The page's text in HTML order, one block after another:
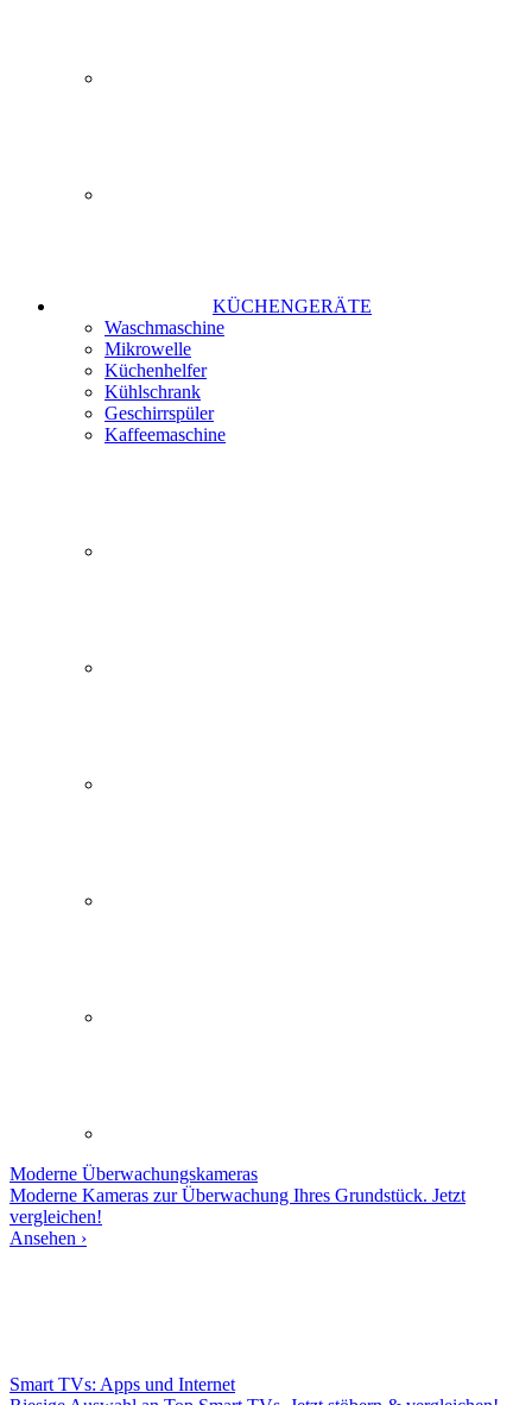
KÜCHENGERÄTE
Waschmaschine
Mikrowelle
Küchenhelfer
Kühlschrank
Geschirrspüler
Kaffeemaschine
Moderne Überwachungskameras
Moderne Kameras zur Überwachung Ihres Grundstück. Jetzt
vergleichen!
Ansehen ›
Smart TVs: Apps und Internet